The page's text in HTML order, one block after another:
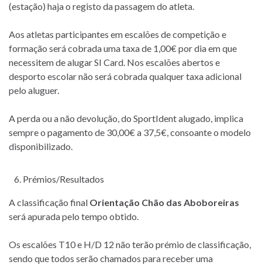
(estação) haja o registo da passagem do atleta.
Aos atletas participantes em escalões de competição e
formação será cobrada uma taxa de 1,00€ por dia em que
necessitem de alugar SI Card. Nos escalões abertos e
desporto escolar não será cobrada qualquer taxa adicional
pelo aluguer.
A perda ou a não devolução, do SportIdent alugado, implica
sempre o pagamento de 30,00€ a 37,5€, consoante o modelo
disponibilizado.
Prémios/Resultados
A classificação final Orientação Chão das Aboboreiras
será apurada pelo tempo obtido.
Os escalões T10 e H/D 12 não terão prémio de classificação,
sendo que todos serão chamados para receber uma